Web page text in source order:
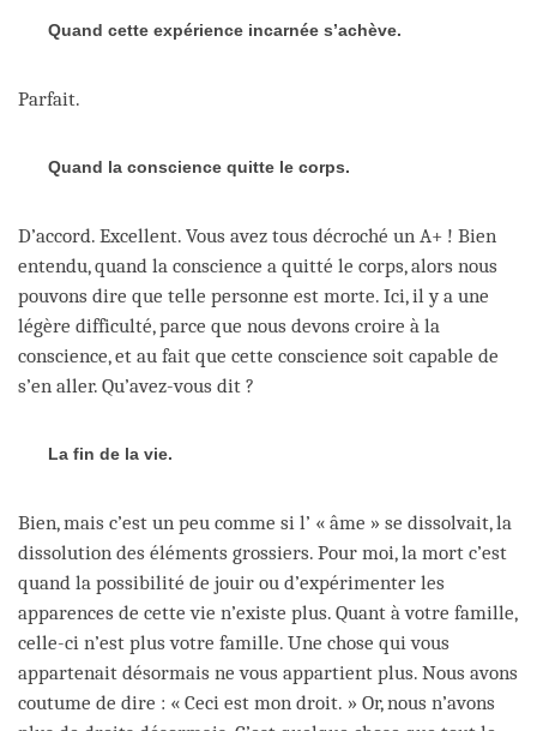
Quand cette expérience incarnée s’achève.
Parfait.
Quand la conscience quitte le corps.
D’accord. Excellent. Vous avez tous décroché un A+ ! Bien
entendu, quand la conscience a quitté le corps, alors nous
pouvons dire que telle personne est morte. Ici, il y a une
légère difficulté, parce que nous devons croire à la
conscience, et au fait que cette conscience soit capable de
s’en aller. Qu’avez-vous dit ?
La fin de la vie.
Bien, mais c’est un peu comme si l’ « âme » se dissolvait, la
dissolution des éléments grossiers. Pour moi, la mort c’est
quand la possibilité de jouir ou d’expérimenter les
apparences de cette vie n’existe plus. Quant à votre famille,
celle-ci n’est plus votre famille. Une chose qui vous
appartenait désormais ne vous appartient plus. Nous avons
coutume de dire : « Ceci est mon droit. » Or, nous n’avons